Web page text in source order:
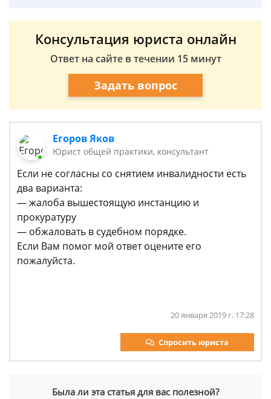
Консультация юриста онлайн
Ответ на сайте в течении 15 минут
Задать вопрос
Егоров Яков
Юрист общей практики, консультант
Если не согласны со снятием инвалидности есть
два варианта:
— жалоба вышестоящую инстанцию и
прокуратуру
— обжаловать в судебном порядке.
Если Вам помог мой ответ оцените его
пожалуйста.
20 января 2019 г. 17:28
Спросить юриста
Была ли эта статья для вас полезной?